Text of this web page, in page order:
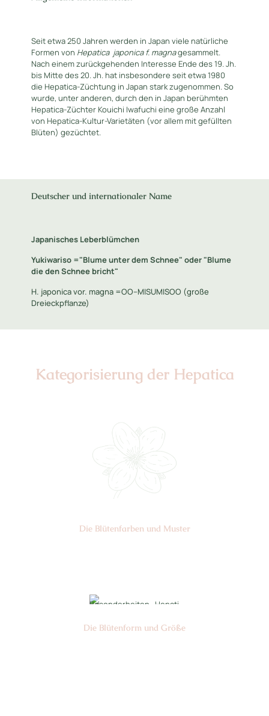
Seit etwa 250 Jahren werden in Japan viele natürliche
Formen von Hepatica japonica f. magnagesammelt.
Nach einem zurückgehenden Interesse Ende des 19. Jh.
bis Mitte des 20. Jh. hat insbesondere seit etwa 1980
die Hepatica-Züchtung in Japan stark zugenommen. So
wurde, unter anderen, durch den in Japan berühmten
Hepatica-Züchter Kouichi Iwafuchi eine große Anzahl
von Hepatica-Kultur-Varietäten (vor allem mit gefüllten
Blüten) gezüchtet.
Deutscher und internationaler Name
Japanisches Leberblümchen
Yukiwariso ="Blume unter dem Schnee" oder "Blume
die den Schnee bricht"
H. japonica vor. magna =OO--MISUMISOO (große
Dreieckpflanze)
Kategorisierung der Hepatica
Die Blüten­farben und Muster
Die Blüten­form und Größe